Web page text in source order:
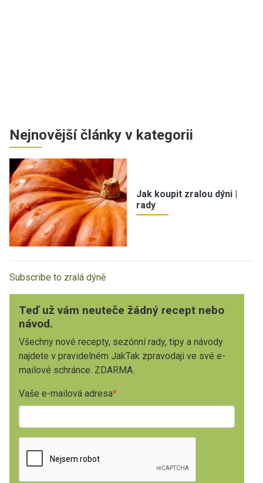
Nejnovější články v kategorii
Jak koupit zralou dýni |
rady
Subscribe to zralá dýně
Teď už vám neuteče žádný recept nebo
návod.
Všechny nové recepty, sezónní rady, tipy a návody
najdete v pravidelném JakTak zpravodaji ve své e-
mailové schránce. ZDARMA.
Vaše e-mailová adresa